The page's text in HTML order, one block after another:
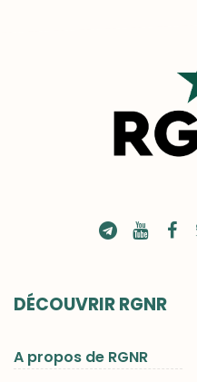
DÉCOUVRIR RGNR
A propos de RGNR